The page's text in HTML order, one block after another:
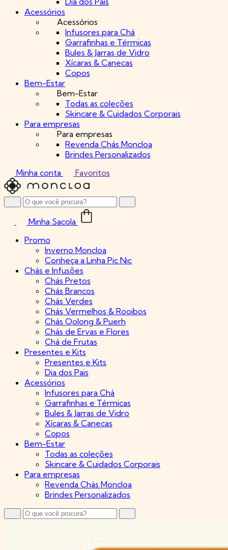
Acessórios
Acessórios
Infusores para Chá
Garrafinhas e Térmicas
Bules & Jarras de Vidro
Xícaras & Canecas
Copos
Bem-Estar
Bem-Estar
Todas as coleções
Skincare & Cuidados Corporais
Para empresas
Para empresas
Revenda Chás Moncloa
Brindes Personalizados
Minha conta
Favoritos
Minha Sacola
Promo
Inverno Moncloa
Conheça a Linha Pic Nic
Chás e Infusões
Chás Pretos
Chás Brancos
Chás Verdes
Chás Vermelhos & Rooibos
Chás Oolong & Puerh
Chás de Ervas e Flores
Chá de Frutas
Presentes e Kits
Presentes e Kits
Dia dos Pais
Acessórios
Infusores para Chá
Garrafinhas e Térmicas
Bules & Jarras de Vidro
Xícaras & Canecas
Copos
Bem-Estar
Todas as coleções
Skincare & Cuidados Corporais
Para empresas
Revenda Chás Moncloa
Brindes Personalizados